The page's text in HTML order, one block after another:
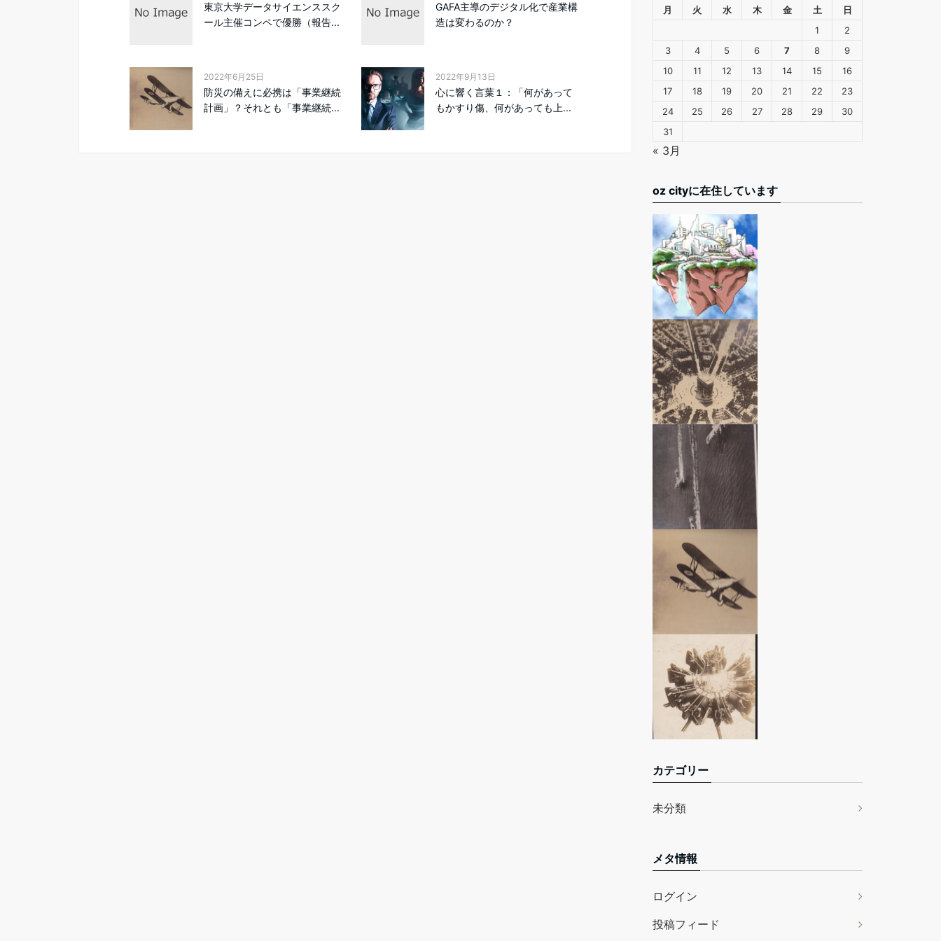
東京大学データサイエンススク
ール主催コンペで優勝（報告...
GAFA主導のデジタル化で産業構
造は変わるのか？
2022年6月25日
防災の備えに必携は「事業継続
計画」？それとも「事業継続...
2022年9月13日
心に響く言葉１：「何があって
もかすり傷、何があっても上...
月 火 水 木 金 土
日
1
2
3
4 5 6 7 8
9
10
11 12 13 14 15
16
17
18 19 20 21 22
23
24
25 26 27 28 29
30
31
« 3月
oz cityに在住しています
カテゴリー
未分類
メタ情報
ログイン
投稿フィード